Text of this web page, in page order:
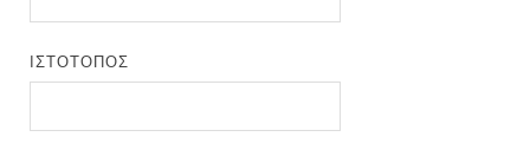
ΙΣΤΌΤΟΠΟΣ